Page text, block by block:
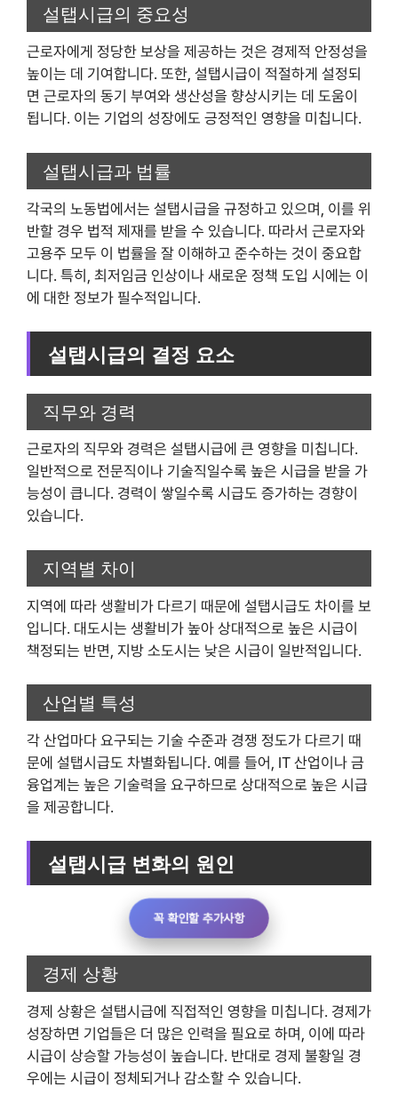
설탭시급의 중요성
근로자에게 정당한 보상을 제공하는 것은 경제적 안정성을
높이는 데 기여합니다. 또한, 설탭시급이 적절하게 설정되
면 근로자의 동기 부여와 생산성을 향상시키는 데 도움이
됩니다. 이는 기업의 성장에도 긍정적인 영향을 미칩니다.
설탭시급과 법률
각국의 노동법에서는 설탭시급을 규정하고 있으며, 이를 위
반할 경우 법적 제재를 받을 수 있습니다. 따라서 근로자와
고용주 모두 이 법률을 잘 이해하고 준수하는 것이 중요합
니다. 특히, 최저임금 인상이나 새로운 정책 도입 시에는 이
에 대한 정보가 필수적입니다.
설탭시급의 결정 요소
직무와 경력
근로자의 직무와 경력은 설탭시급에 큰 영향을 미칩니다.
일반적으로 전문직이나 기술직일수록 높은 시급을 받을 가
능성이 큽니다. 경력이 쌓일수록 시급도 증가하는 경향이
있습니다.
지역별 차이
지역에 따라 생활비가 다르기 때문에 설탭시급도 차이를 보
입니다. 대도시는 생활비가 높아 상대적으로 높은 시급이
책정되는 반면, 지방 소도시는 낮은 시급이 일반적입니다.
산업별 특성
각 산업마다 요구되는 기술 수준과 경쟁 정도가 다르기 때
문에 설탭시급도 차별화됩니다. 예를 들어, IT 산업이나 금
융업계는 높은 기술력을 요구하므로 상대적으로 높은 시급
을 제공합니다.
설탭시급 변화의 원인
꼭 확인할 추가사항
경제 상황
경제 상황은 설탭시급에 직접적인 영향을 미칩니다. 경제가
성장하면 기업들은 더 많은 인력을 필요로 하며, 이에 따라
시급이 상승할 가능성이 높습니다. 반대로 경제 불황일 경
우에는 시급이 정체되거나 감소할 수 있습니다.